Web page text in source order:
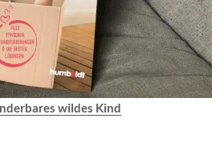
wildes Kind